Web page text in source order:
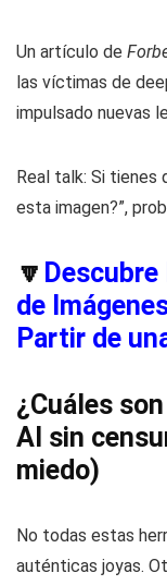
Un artículo de
las víctimas de
impulsado nuevas
Real talk: Si tienes
esta imagen?”,
🔽
de
Partir de
¿Cuáles
AI sin
miedo)
No todas estas
auténticas joyas.